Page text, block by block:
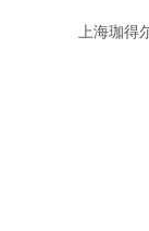
上海珈得